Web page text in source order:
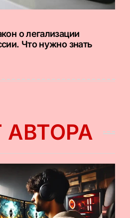
о легализации
Что нужно знать
АВТОРА